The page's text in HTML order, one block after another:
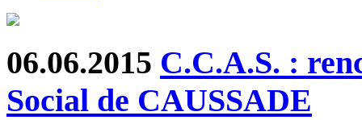
06.06.2015 C.C.A.S. :
Social de CAUSSADE